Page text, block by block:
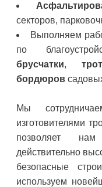
секторов,
Выполняем
по
брусчатки,
бордюров
Мы
изготовителями
позволяет
действительно
безопасные
используем